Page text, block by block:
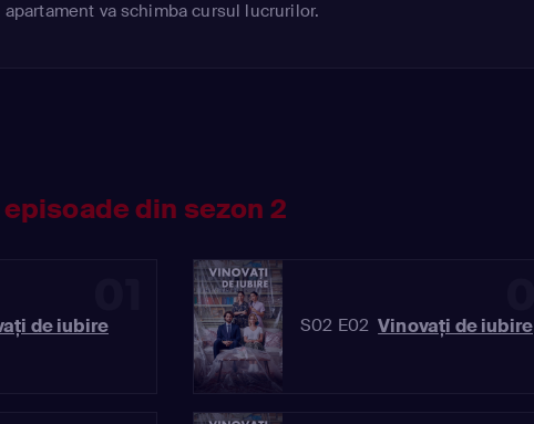
va schimba cursul lucrurilor.
din sezon 2
de iubire S02 E02 Vinovaţi de iubire